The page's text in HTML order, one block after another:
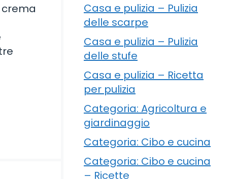
crema
Casa e pulizia – Pulizia
delle scarpe
Casa e pulizia – Pulizia
delle stufe
Casa e pulizia – Ricetta
per pulizia
Categoria: Agricoltura e
giardinaggio
Categoria: Cibo e cucina
Categoria: Cibo e cucina
– Ricette